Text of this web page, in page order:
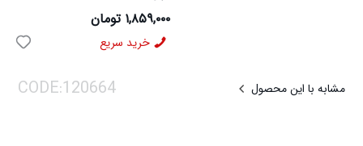
مدل 3778
۱,۸۵۹,۰۰۰ تومان
خرید سریع
مشابه با این محصول